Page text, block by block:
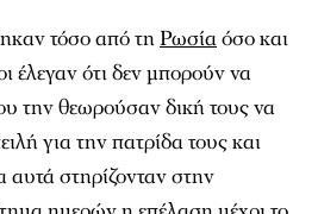
τόσο από τηΡωσίαόσο και
ότι δεν μπορούν να
την θεωρούσαν δική τους να
για την πατρίδα τους και
στηρίζονταν στην